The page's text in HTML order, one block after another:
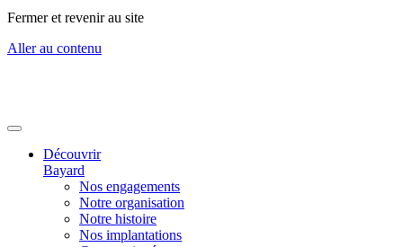
Fermer et revenir au site
Aller au contenu
Découvrir
Bayard
Nos engagements
Notre organisation
Notre histoire
Nos implantations